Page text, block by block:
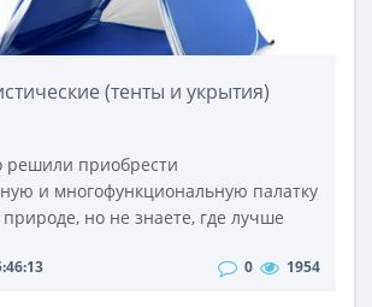
(тенты и укрытия)
решили приобрести
и многофункциональную палатку
но не знаете, где лучше
вариантом будет
0 1954